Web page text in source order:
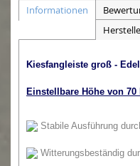
Informationen
Kiesfangleiste groß -
Einstellbare Höhe von 70
Stabile Ausführung
Witterungsbeständig